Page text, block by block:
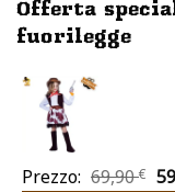
Offerta
fuorilegge
Prezzo: 69,90€ Il